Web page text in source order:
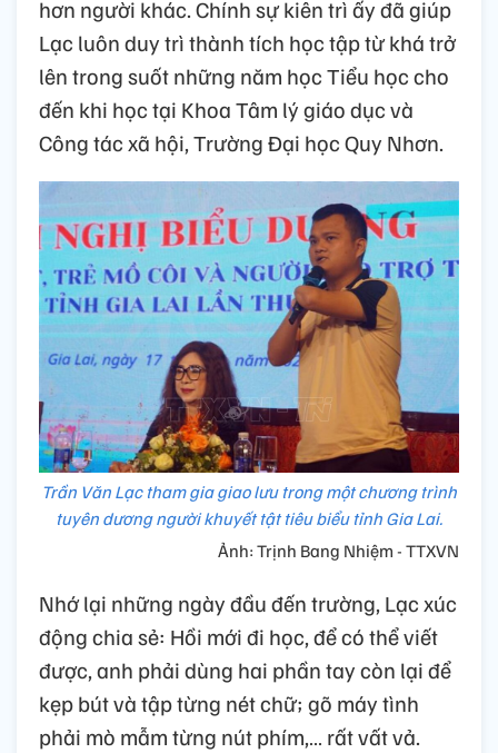
hơn người khác. Chính sự kiên trì ấy đã giúp
Lạc luôn duy trì thành tích học tập từ khá trở
lên trong suốt những năm học Tiểu học cho
đến khi học tại Khoa Tâm lý giáo dục và
Công tác xã hội, Trường Đại học Quy Nhơn.
Trần Văn Lạc tham gia giao lưu trong một chương trình
tuyên dương người khuyết tật tiêu biểu tỉnh Gia Lai.
Ảnh: Trịnh Bang Nhiệm - TTXVN
Nhớ lại những ngày đầu đến trường, Lạc xúc
động chia sẻ: Hồi mới đi học, để có thể viết
được, anh phải dùng hai phần tay còn lại để
kẹp bút và tập từng nét chữ; gõ máy tình
phải mò mẫm từng nút phím,… rất vất vả.